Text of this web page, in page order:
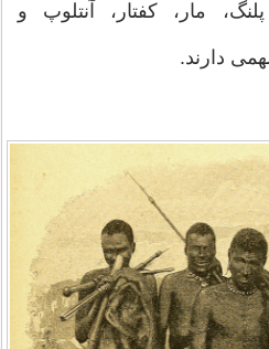
مار، کفتار، آنتلوپ و
دارند.